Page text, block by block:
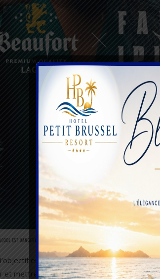
est de renforcer les compétences
mettre en œuvre de manière efficace des